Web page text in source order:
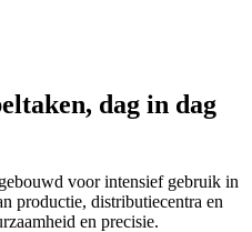
dag in dag
voor intensief gebruik in
productie, distributiecentra en
en precisie.